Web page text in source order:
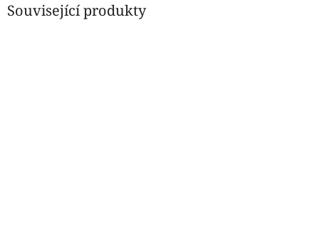
Související produkty